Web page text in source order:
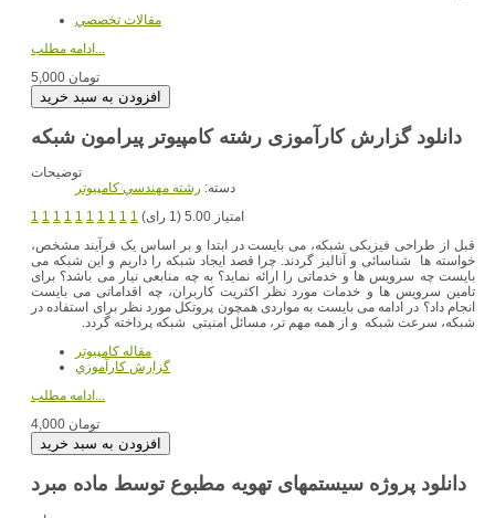
مقالات تخصصي
5,000 تومان
دانلود گزارش کارآموزی رشته کامپیوتر پیرامون شبکه
توضیحات
دسته: رشته مهندسي کامپيوتر
1 1 1 1 1 1 1 1 1 1
امتیاز 5.00 (1 رای)
قبل از طراحی فيزيکی شبکه، می بايست در ابتدا و بر اساس يک فرآيند مشخص،
خواسته ها شناسائی و آناليز گردند. چرا قصد ايجاد شبکه را داريم و اين شبکه می
بايست چه سرويس ها و خدماتی را ارائه نمايد؟ به چه منابعی نيار می باشد؟ برای
تامين سرويس ها و خدمات مورد نظر اکثريت کاربران، چه اقداماتی می بايست
انجام داد؟ در ادامه می بايست به مواردی همچون پروتکل مورد نظر برای استفاده در
شبکه، سرعت شبکه و از همه مهم تر، مسائل امنيتی شبکه پرداخته گردد.
مقاله کامپیوتر
گزارش کارآموزي
ادامه مطلب...
4,000 تومان
دانلود پروژه سیستمهای تهویه مطبوع توسط ماده مبرد